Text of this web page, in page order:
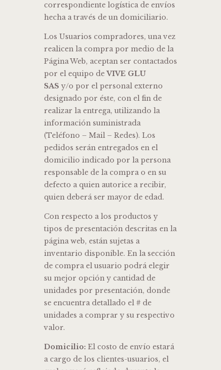
correspondiente logística de envíos
hecha a través de un domiciliario.
Los Usuarios compradores, una vez
realicen la compra por medio de la
Página Web, aceptan ser contactados
por el equipo deVIVE GLU
SAS y/o por el personal externo
designado por éste, con el fin de
realizar la entrega, utilizando la
información suministrada
(Teléfono – Mail – Redes). Los
pedidos serán entregados en el
domicilio indicado por la persona
responsable de la compra o en su
defecto a quien autorice a recibir,
quien deberá ser mayor de edad.
Con respecto a los productos y
tipos de presentación descritas en la
página web, están sujetas a
inventario disponible. En la sección
de compra el usuario podrá elegir
su mejor opción y cantidad de
unidades por presentación, donde
se encuentra detallado el # de
unidades a comprar y su respectivo
valor.
Domicilio: El costo de envío estará
a cargo de los clientes-usuarios, el